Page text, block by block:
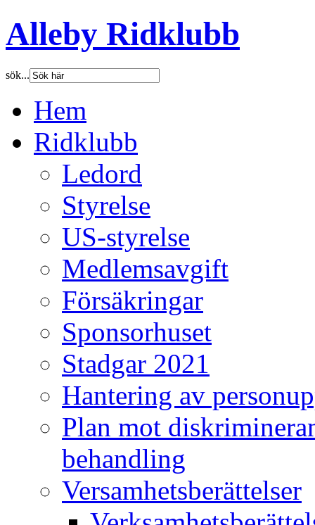
Alleby Ridklubb
sök...
Hem
Ridklubb
Ledord
Styrelse
US-styrelse
Medlemsavgift
Försäkringar
Sponsorhuset
Stadgar 2021
Hantering av
Plan mot
behandling
Versamhetsberättelser